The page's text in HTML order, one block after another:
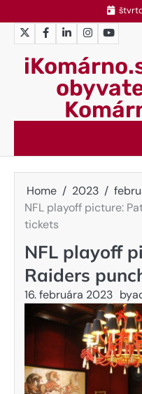
to
content
TwitterFacebook
LinkedInInstagram
Home 2023
NFL playoff picture:
tickets
NFL playoff
Raiders
16. februára 2023 by